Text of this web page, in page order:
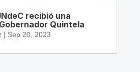
recibió una
Quintela
| Sep 20, 2023